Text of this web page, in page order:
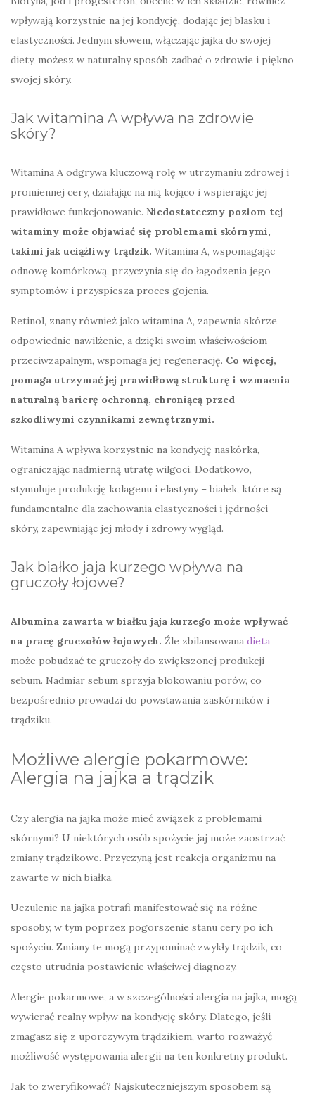
wpływają korzystnie na jej kondycję, dodając jej blasku i
elastyczności. Jednym słowem, włączając jajka do swojej
diety, możesz w naturalny sposób zadbać o zdrowie i piękno
swojej skóry.
Jak witamina A wpływa na zdrowie
skóry?
Witamina A odgrywa kluczową rolę w utrzymaniu zdrowej i
promiennej cery, działając na nią kojąco i wspierając jej
prawidłowe funkcjonowanie. Niedostateczny poziom tej
witaminy może objawiać się problemami skórnymi,
takimi jak uciążliwy trądzik. Witamina A, wspomagając
odnowę komórkową, przyczynia się do łagodzenia jego
symptomów i przyspiesza proces gojenia.
Retinol, znany również jako witamina A, zapewnia skórze
odpowiednie nawilżenie, a dzięki swoim właściwościom
przeciwzapalnym, wspomaga jej regenerację. Co więcej,
pomaga utrzymać jej prawidłową strukturę i wzmacnia
naturalną barierę ochronną, chroniącą przed
szkodliwymi czynnikami zewnętrznymi.
Witamina A wpływa korzystnie na kondycję naskórka,
ograniczając nadmierną utratę wilgoci. Dodatkowo,
stymuluje produkcję kolagenu i elastyny – białek, które są
fundamentalne dla zachowania elastyczności i jędrności
skóry, zapewniając jej młody i zdrowy wygląd.
Jak białko jaja kurzego wpływa na
gruczoły łojowe?
Albumina zawarta w białku jaja kurzego może wpływać
na pracę gruczołów łojowych. Źle zbilansowana dieta
może pobudzać te gruczoły do zwiększonej produkcji
sebum. Nadmiar sebum sprzyja blokowaniu porów, co
bezpośrednio prowadzi do powstawania zaskórników i
trądziku.
Możliwe alergie pokarmowe:
Alergia na jajka a trądzik
Czy alergia na jajka może mieć związek z problemami
skórnymi? U niektórych osób spożycie jaj może zaostrzać
zmiany trądzikowe. Przyczyną jest reakcja organizmu na
zawarte w nich białka.
Uczulenie na jajka potrafi manifestować się na różne
sposoby, w tym poprzez pogorszenie stanu cery po ich
spożyciu. Zmiany te mogą przypominać zwykły trądzik, co
często utrudnia postawienie właściwej diagnozy.
Alergie pokarmowe, a w szczególności alergia na jajka, mogą
wywierać realny wpływ na kondycję skóry. Dlatego, jeśli
zmagasz się z uporczywym trądzikiem, warto rozważyć
możliwość występowania alergii na ten konkretny produkt.
Jak to zweryfikować? Najskuteczniejszym sposobem są